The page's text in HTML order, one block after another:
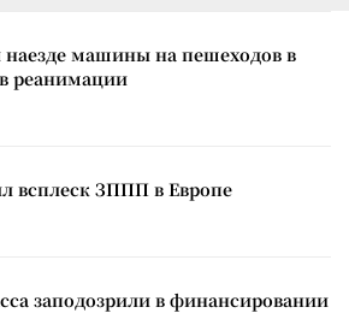
машины на пешеходов в
реанимации
всплеск ЗППП в Европе
заподозрили в финансировании